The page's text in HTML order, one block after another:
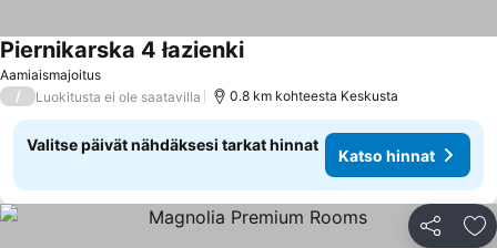
Aamiaismajoitus
Piernikarska 4 łazienkiKatso hinnat
/ Luokitusta ei ole saatavilla 0.8 km kohteesta Keskusta
Valitse päivät nähdäksesi tarkat hinnat
Katso hinnat
Jaa